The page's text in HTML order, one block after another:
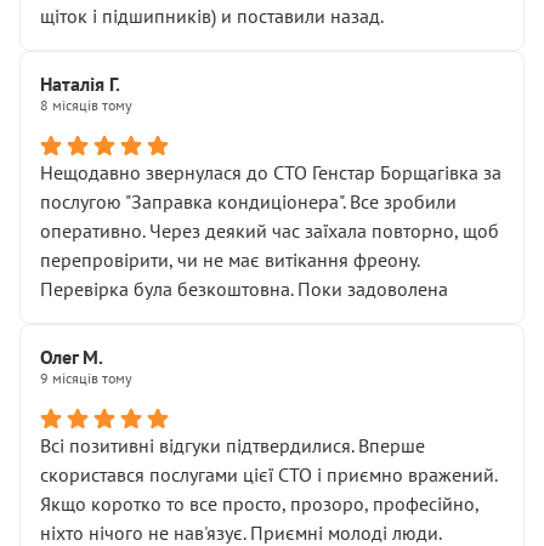
щіток і підшипників) и поставили назад.
Наталія Г.
8 місяців тому
Нещодавно звернулася до СТО Генстар Борщагівка за
послугою "Заправка кондиціонера". Все зробили
оперативно. Через деякий час заїхала повторно, щоб
перепровірити, чи не має витікання фреону.
Перевірка була безкоштовна. Поки задоволена
Олег М.
9 місяців тому
Всі позитивні відгуки підтвердилися. Вперше
скористався послугами цієї СТО і приємно вражений.
Якщо коротко то все просто, прозоро, професійно,
ніхто нічого не нав'язує. Приємні молоді люди.